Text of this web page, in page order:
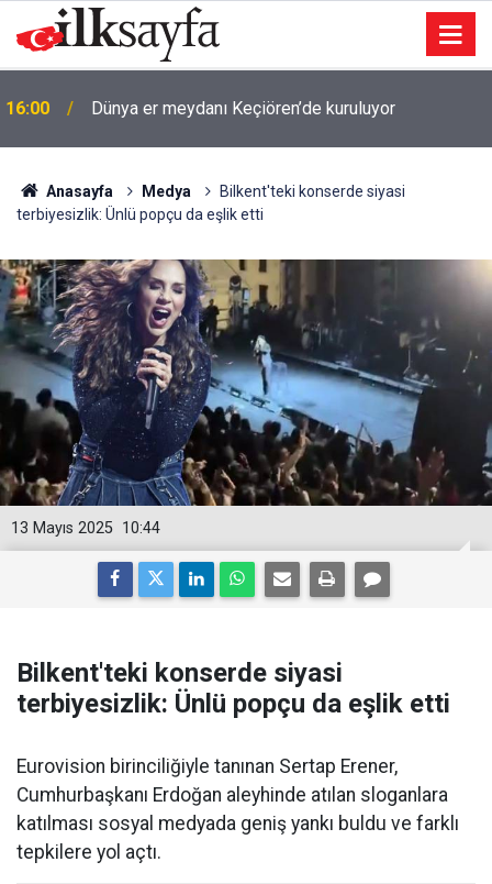
16:00 Dünya er meydanı Keçiören’de kuruluyor
Anasayfa Medya
Bilkent'teki konserde siyasi
terbiyesizlik: Ünlü popçu da eşlik etti
10:44
13 Mayıs 2025
Bilkent'teki konserde siyasi
terbiyesizlik: Ünlü popçu da eşlik etti
Eurovision birinciliğiyle tanınan Sertap Erener,
Cumhurbaşkanı Erdoğan aleyhinde atılan sloganlara
katılması sosyal medyada geniş yankı buldu ve farklı
tepkilere yol açtı.